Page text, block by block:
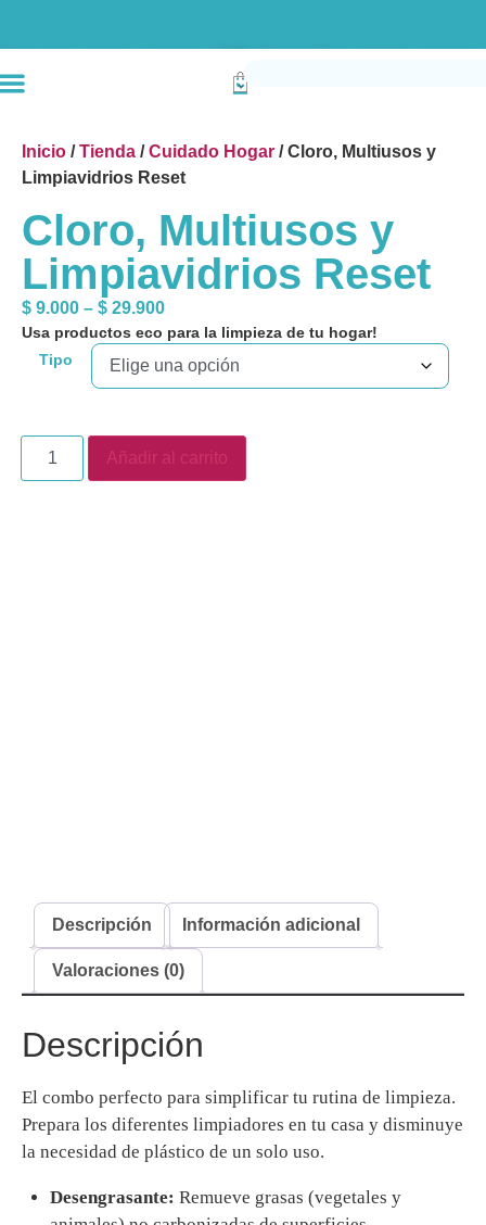
Inicio /Tienda /Cuidado Hogar / Cloro, Multiusos y
Limpiavidrios Reset
Cloro, Multiusos y
Limpiavidrios Reset
$ 9.000 – $ 29.900
Usa productos eco para la limpieza de tu hogar!
Tipo
Añadir al carrito
Descripción Información adicional
Valoraciones (0)
Descripción
El combo perfecto para simplificar tu rutina de limpieza.
Prepara los diferentes limpiadores en tu casa y disminuye
la necesidad de plástico de un solo uso.
Desengrasante: Remueve grasas (vegetales y